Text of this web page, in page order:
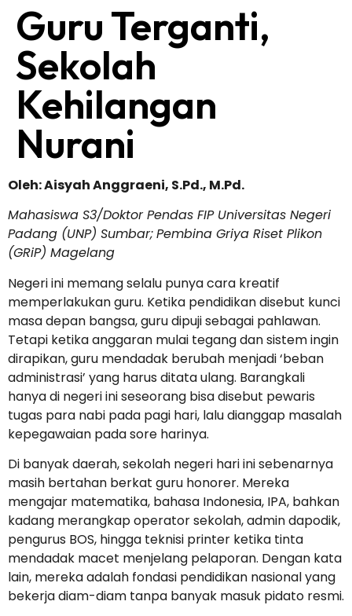
Guru Terganti,
Sekolah
Kehilangan
Nurani
Oleh: Aisyah Anggraeni, S.Pd., M.Pd.
Mahasiswa S3/Doktor Pendas FIP Universitas Negeri
Padang (UNP) Sumbar;Pembina Griya Riset Plikon
(GRiP) Magelang
Negeri ini memang selalu punya cara kreatif
memperlakukan guru. Ketika pendidikan disebut kunci
masa depan bangsa, guru dipuji sebagai pahlawan.
Tetapi ketika anggaran mulai tegang dan sistem ingin
dirapikan, guru mendadak berubah menjadi ‘beban
administrasi’ yang harus ditata ulang. Barangkali
hanya di negeri ini seseorang bisa disebut pewaris
tugas para nabi pada pagi hari, lalu dianggap masalah
kepegawaian pada sore harinya.
Di banyak daerah, sekolah negeri hari ini sebenarnya
masih bertahan berkat guru honorer. Mereka
mengajar matematika, bahasa Indonesia, IPA, bahkan
kadang merangkap operator sekolah, admin dapodik,
pengurus BOS, hingga teknisi printer ketika tinta
mendadak macet menjelang pelaporan. Dengan kata
lain, mereka adalah fondasi pendidikan nasional yang
bekerja diam-diam tanpa banyak masuk pidato resmi.